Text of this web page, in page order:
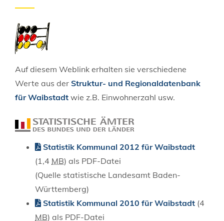
Auf diesem Weblink erhalten sie verschiedene
Werte aus der Struktur- und Regionaldatenbank
für Waibstadt wie z.B. Einwohnerzahl usw.
Statistik Kommunal 2012 für Waibstadt
(1,4 MB) als PDF-Datei
(Quelle statistische Landesamt Baden-
Württemberg)
Statistik Kommunal 2010 für Waibstadt (4
MB) als PDF-Datei